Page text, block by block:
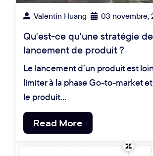
Valentin Huang 03 novembre,
Qu'est-ce qu'une stratégie de
lancement de produit ?
Le lancement d’un produit est
limiter à la phase Go-to-market
le produit…
Read More